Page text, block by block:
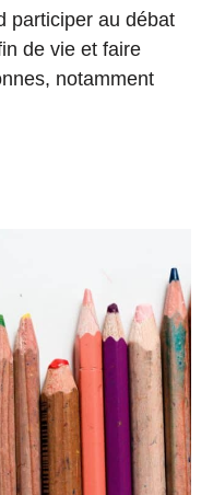
participer au débat
de vie et faire
notamment